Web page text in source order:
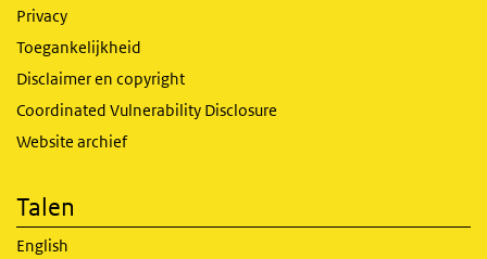
Privacy
Toegankelijkheid
Disclaimer en copyright
Coordinated Vulnerability Disclosure
Website archief
Talen
English